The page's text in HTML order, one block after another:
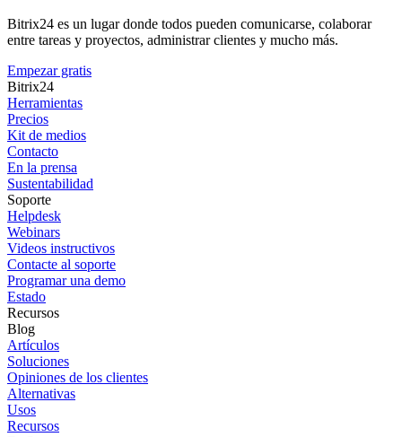
Bitrix24 es un lugar donde todos pueden comunicarse, colaborar
entre tareas y proyectos, administrar clientes y mucho más.
Empezar gratis
Bitrix24
Herramientas
Precios
Kit de medios
Contacto
En la prensa
Sustentabilidad
Soporte
Helpdesk
Webinars
Videos instructivos
Contacte al soporte
Programar una demo
Estado
Recursos
Blog
Artículos
Soluciones
Opiniones de los clientes
Alternativas
Usos
Recursos